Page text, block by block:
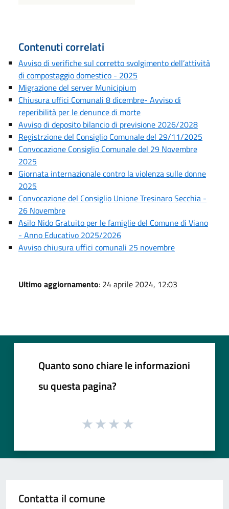
Contenuti correlati
Avviso di verifiche sul corretto svolgimento dell’attività
di compostaggio domestico - 2025
Migrazione del server Municipium
Chiusura uffici Comunali 8 dicembre- Avviso di
reperibilità per le denunce di morte
Avviso di deposito bilancio di previsione 2026/2028
Registrzione del Consiglio Comunale del 29/11/2025
Convocazione Consiglio Comunale del 29 Novembre
2025
Giornata internazionale contro la violenza sulle donne
2025
Convocazione del Consiglio Unione Tresinaro Secchia -
26 Novembre
Asilo Nido Gratuito per le famiglie del Comune di Viano
- Anno Educativo 2025/2026
Avviso chiusura uffici comunali 25 novembre
Ultimo aggiornamento: 24 aprile 2024, 12:03
Quanto sono chiare le informazioni
su questa pagina?
Contatta il comune